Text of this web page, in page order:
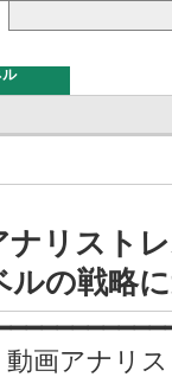
ル
ナリスト
ルの戦略
動画アナリ